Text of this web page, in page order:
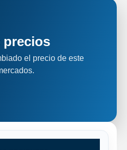
precios
el precio de este